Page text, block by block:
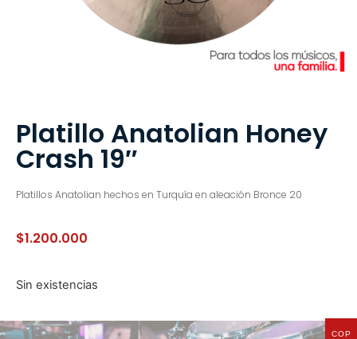
Platillo Anatolian Honey
Crash 19″
Platillos Anatolian hechos en Turquía en aleación Bronce 20
$1.200.000
Sin existencias
COP